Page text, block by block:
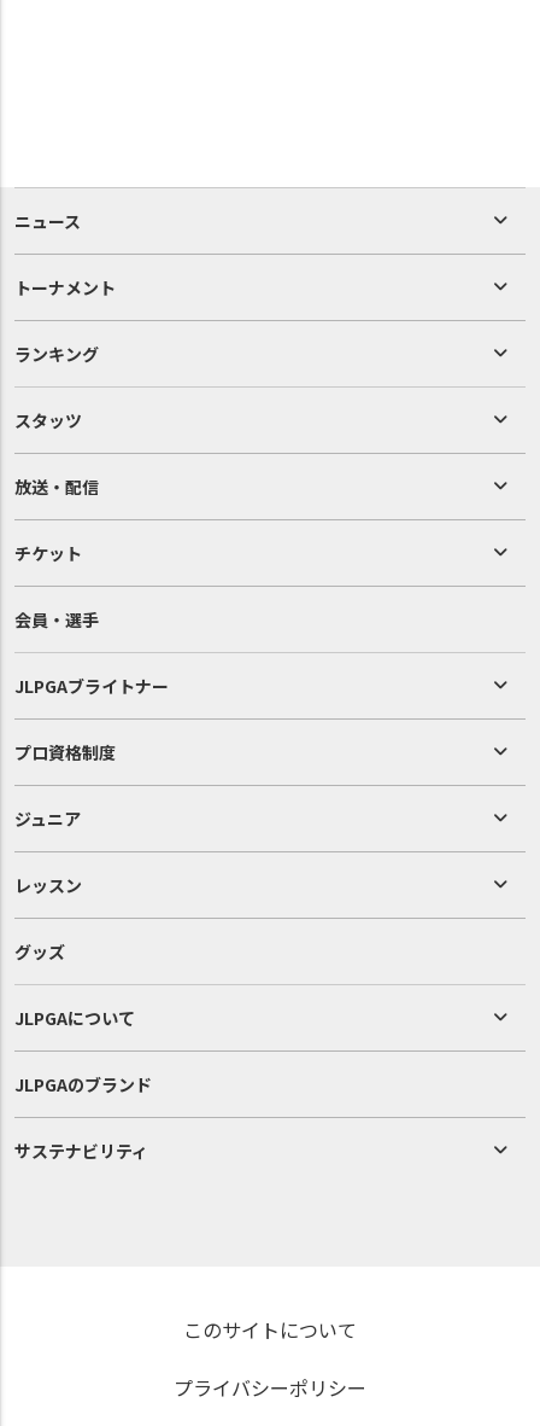
ニュース
トーナメント
ランキング
スタッツ
放送・配信
チケット
会員・選手
JLPGAブライトナー
プロ資格制度
ジュニア
レッスン
グッズ
JLPGAについて
JLPGAのブランド
サステナビリティ
このサイトについて
プライバシーポリシー